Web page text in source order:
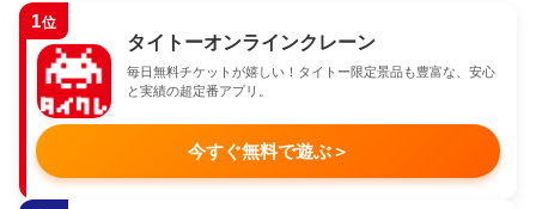
1位
タイトーオンラインクレーン
毎日無料チケットが嬉しい！タイトー限定景品も豊富な、安心
と実績の超定番アプリ。
今すぐ無料で遊ぶ＞